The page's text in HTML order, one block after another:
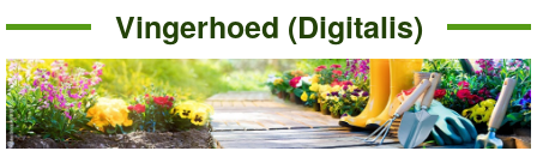
Vingerhoed (Digitalis)